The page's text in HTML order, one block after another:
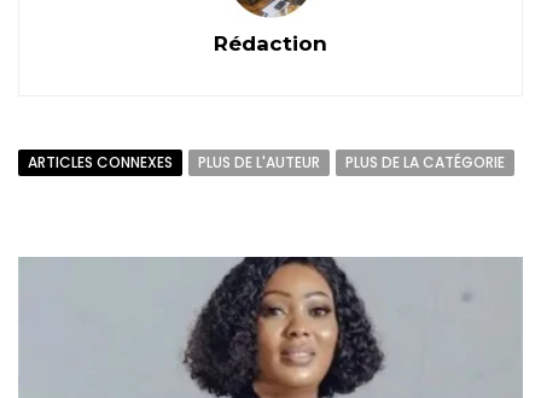
Rédaction
ARTICLES CONNEXES PLUS DE L'AUTEUR PLUS DE LA CATÉGORIE